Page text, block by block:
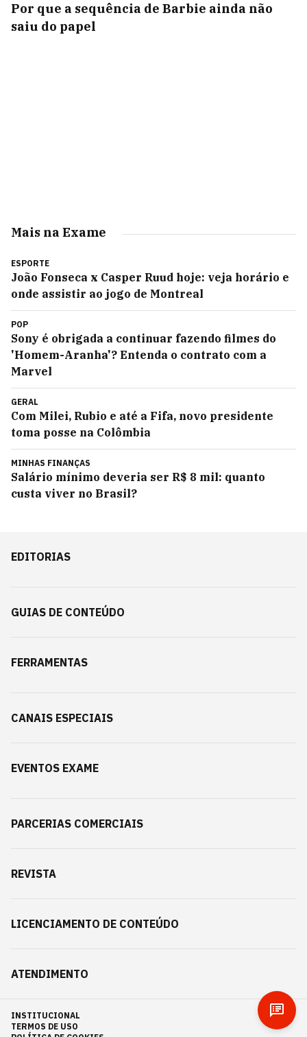
Por que a sequência de Barbie ainda não
saiu do papel
Mais na Exame
ESPORTE
João Fonseca x Casper Ruud hoje: veja horário e
onde assistir ao jogo de Montreal
POP
Sony é obrigada a continuar fazendo filmes do
'Homem-Aranha'? Entenda o contrato com a
Marvel
GERAL
Com Milei, Rubio e até a Fifa, novo presidente
toma posse na Colômbia
MINHAS FINANÇAS
Salário mínimo deveria ser R$ 8 mil: quanto
custa viver no Brasil?
EDITORIAS
GUIAS DE CONTEÚDO
FERRAMENTAS
CANAIS ESPECIAIS
EVENTOS EXAME
PARCERIAS COMERCIAIS
REVISTA
LICENCIAMENTO DE CONTEÚDO
ATENDIMENTO
INSTITUCIONAL
TERMOS DE USO